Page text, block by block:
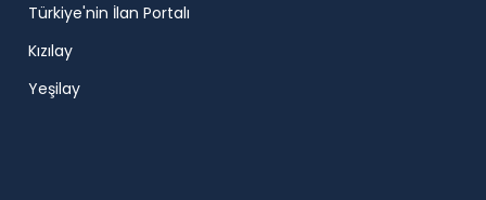
Türkiye'nin İlan Portalı
Kızılay
Yeşilay